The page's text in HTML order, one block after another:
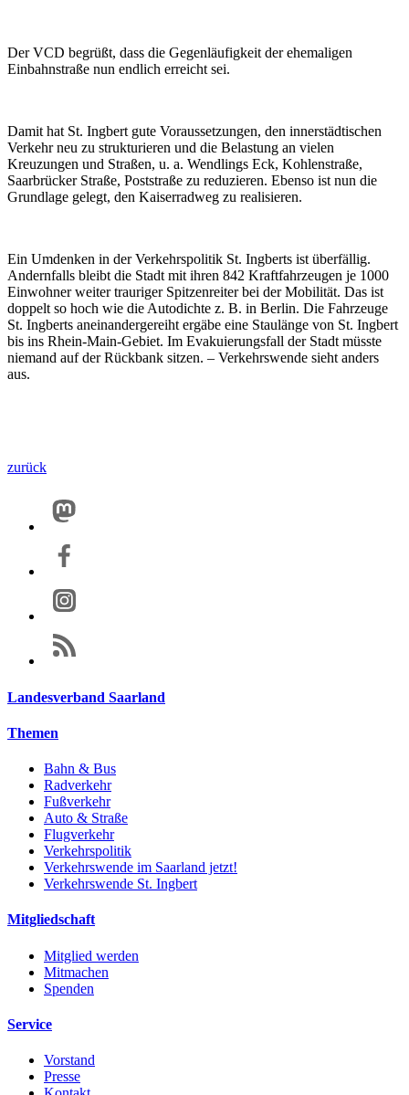
Der VCD begrüßt, dass die Gegenläufigkeit der ehemaligen
Einbahnstraße nun endlich erreicht sei.
Damit hat St. Ingbert gute Voraussetzungen, den innerstädtischen
Verkehr neu zu strukturieren und die Belastung an vielen
Kreuzungen und Straßen, u. a. Wendlings Eck, Kohlenstraße,
Saarbrücker Straße, Poststraße zu reduzieren. Ebenso ist nun die
Grundlage gelegt, den Kaiserradweg zu realisieren.
Ein Umdenken in der Verkehrspolitik St. Ingberts ist überfällig.
Andernfalls bleibt die Stadt mit ihren 842 Kraftfahrzeugen je 1000
Einwohner weiter trauriger Spitzenreiter bei der Mobilität. Das ist
doppelt so hoch wie die Autodichte z. B. in Berlin. Die Fahrzeuge
St. Ingberts aneinandergereiht ergäbe eine Staulänge von St. Ingbert
bis ins Rhein-Main-Gebiet. Im Evakuierungsfall der Stadt müsste
niemand auf der Rückbank sitzen. – Verkehrswende sieht anders
aus.
zurück
Landesverband Saarland
Themen
Bahn & Bus
Radverkehr
Fußverkehr
Auto & Straße
Flugverkehr
Verkehrspolitik
Verkehrswende im Saarland jetzt!
Verkehrswende St. Ingbert
Mitgliedschaft
Mitglied werden
Mitmachen
Spenden
Service
Vorstand
Presse